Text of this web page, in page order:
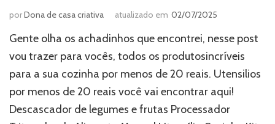
porDona de casa criativa atualizado em 02/07/2025
Gente olha os achadinhos que encontrei, nesse post
vou trazer para vocês, todos os produtosincríveis
para a sua cozinha por menos de 20 reais. Utensilios
por menos de 20 reais você vai encontrar aqui!
Descascador de legumes e frutas Processador